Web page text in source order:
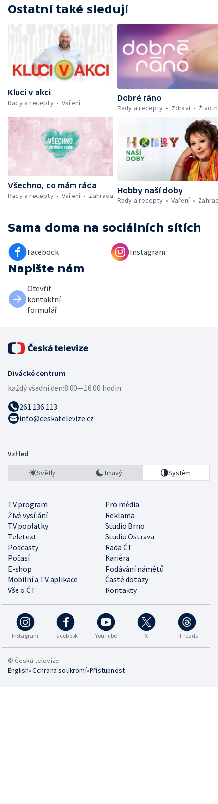
Ostatní také sledují
Kluci v akci
Rady a recepty
Vaření
Dobré ráno
Rady a recepty
Zdraví
Všechno, co mám ráda
Rady a recepty
Vaření Zahrada
Hobby naší doby
Rady a recepty
Vaření
Sama doma na sociálních sítích
Facebook Instagram
Napište nám
Otevřít
kontaktní
formulář
Divácké centrum
každý všední den:8:00—16:00 hodin
261 136 113
info@ceskatelevize.cz
Vzhled
Světlý Tmavý Systém
TV program
Pro média
Živé vysílání
Reklama
TV poplatky
Studio Brno
Teletext
Studio Ostrava
Podcasty
Rada ČT
Počasí
Kariéra
E-shop
Podávání námětů
Mobilní a TV aplikace
Časté dotazy
Vše o ČT
Kontakty
Instagram Facebook YouTube X Threads
© Česká televize
English•Ochrana soukromí•Přístupnost